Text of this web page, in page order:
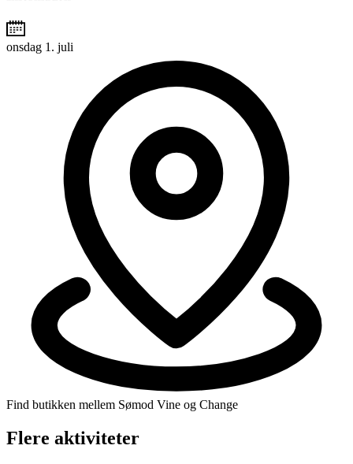
onsdag 1. juli
Find butikken mellem Sømod Vine og Change
Flere aktiviteter